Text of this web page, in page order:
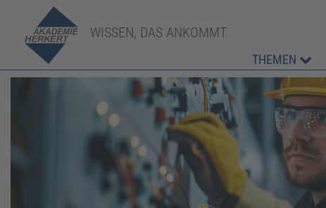
WISSEN, DAS ANKOMMT.
THEMEN